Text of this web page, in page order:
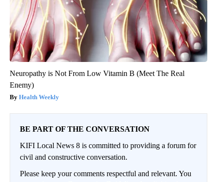
Neuropathy is Not From Low Vitamin B (Meet The Real
Enemy)
Health Weekly
BE PART OF THE CONVERSATION
KIFI Local News 8 is committed to providing a forum for
civil and constructive conversation.
Please keep your comments respectful and relevant. You